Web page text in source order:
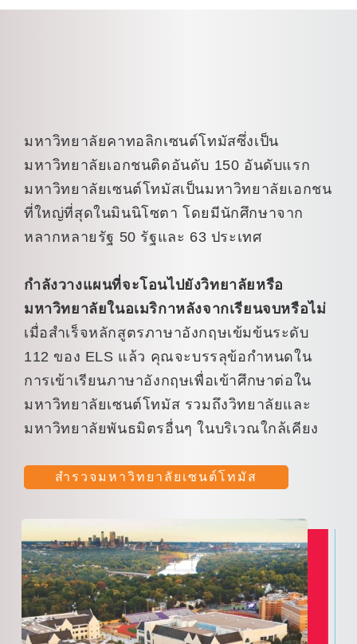
มหาวิทยาลัยคาทอลิกเซนต์โทมัสซึ่งเป็น
มหาวิทยาลัยเอกชนติดอันดับ 150 อันดับแรก
มหาวิทยาลัยเซนต์โทมัสเป็นมหาวิทยาลัยเอกชน
ที่ใหญ่ที่สุดในมินนิโซตา โดยมีนักศึกษาจาก
หลากหลายรัฐ 50 รัฐและ 63 ประเทศ
กำลังวางแผนที่จะโอนไปยังวิทยาลัยหรือ
มหาวิทยาลัยในอเมริกาหลังจากเรียนจบหรือไม่
เมื่อสำเร็จหลักสูตรภาษาอังกฤษเข้มข้นระดับ
112 ของ ELS แล้ว คุณจะบรรลุข้อกำหนดใน
การเข้าเรียนภาษาอังกฤษเพื่อเข้าศึกษาต่อใน
มหาวิทยาลัยเซนต์โทมัส รวมถึงวิทยาลัยและ
มหาวิทยาลัยพันธมิตรอื่นๆ ในบริเวณใกล้เคียง
สำรวจมหาวิทยาลัยเซนต์โทมัส